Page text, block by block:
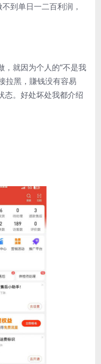
到单日一二百利润，
，就因为个人的“不是我
拉黑，賺钱没有容易
态。好处坏处我都介绍